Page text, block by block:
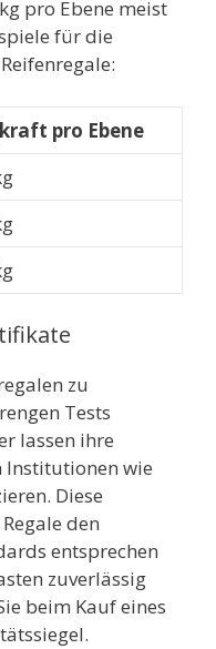
pro Ebene meist
für die
pro Ebene
zu
Tests
lassen ihre
Institutionen wie
Diese
den
entsprechen
zuverlässig
beim Kauf eines